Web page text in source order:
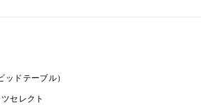
ドテーブル）
セレクト